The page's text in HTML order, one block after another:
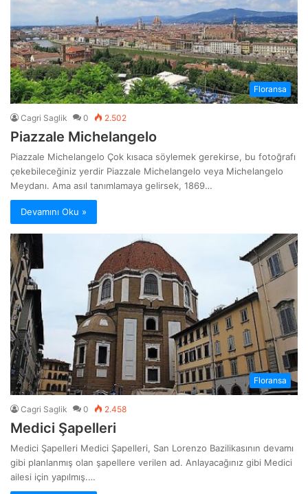
Floransa
Cagri Saglik 0 2.502
Piazzale Michelangelo
Piazzale Michelangelo Çok kısaca söylemek gerekirse, bu fotoğrafı
çekebileceğiniz yerdir Piazzale Michelangelo veya Michelangelo
Meydanı. Ama asıl tanımlamaya gelirsek, 1869…
Devamını Oku »
Floransa
Cagri Saglik 0 2.458
Medici Şapelleri
Medici Şapelleri Medici Şapelleri, San Lorenzo Bazilikasının devamı
gibi planlanmış olan şapellere verilen ad. Anlayacağınız gibi Medici
ailesi için yapılmış.…